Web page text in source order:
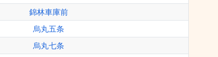
錦林車庫前
烏丸五条
烏丸七条